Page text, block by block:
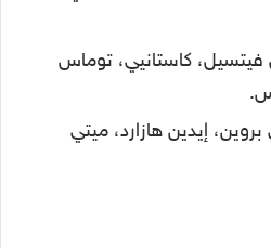
كاستانيي، توماس
إيدين هازارد، ميتي